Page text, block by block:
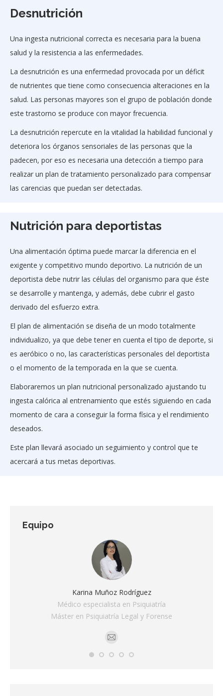
Desnutrición
Una ingesta nutricional correcta es necesaria para la buena
salud y la resistencia a las enfermedades.
La desnutrición es una enfermedad provocada por un déficit
de nutrientes que tiene como consecuencia alteraciones en la
salud. Las personas mayores son el grupo de población donde
este trastorno se produce con mayor frecuencia.
La desnutrición repercute en la vitalidad la habilidad funcional y
deteriora los órganos sensoriales de las personas que la
padecen, por eso es necesaria una detección a tiempo para
realizar un plan de tratamiento personalizado para compensar
las carencias que puedan ser detectadas.
Nutrición para deportistas
Una alimentación óptima puede marcar la diferencia en el
exigente y competitivo mundo deportivo. La nutrición de un
deportista debe nutrir las células del organismo para que éste
se desarrolle y mantenga, y además, debe cubrir el gasto
derivado del esfuerzo extra.
El plan de alimentación se diseña de un modo totalmente
individualizo, ya que debe tener en cuenta el tipo de deporte, si
es aeróbico o no, las características personales del deportista
o el momento de la temporada en la que se cuenta.
Elaboraremos un plan nutricional personalizado ajustando tu
ingesta calórica al entrenamiento que estés siguiendo en cada
momento de cara a conseguir la forma física y el rendimiento
deseados.
Este plan llevará asociado un seguimiento y control que te
acercará a tus metas deportivas.
Equipo
Karina Muñoz Rodríguez
Médico especialista en Psiquiatría
Máster en Psiquiatría Legal y Forense
Correo: